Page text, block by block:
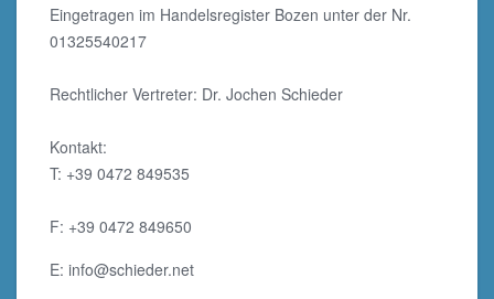
Eingetragen im Handelsregister Bozen unter der Nr.
01325540217
Rechtlicher Vertreter: Dr. Jochen Schieder
Kontakt:
T: +39 0472 849535
F: +39 0472 849650
E: info@schieder.net